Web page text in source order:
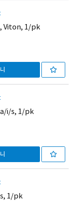
Viton, 1/pk
a/i/s, 1/pk
1/pk